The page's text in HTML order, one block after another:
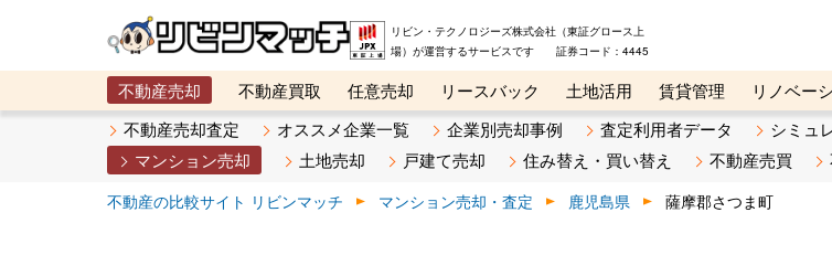
リビン・テクノロジーズ株式会社（東証グロース上
場）が運営するサービスです 証券コード：4445
不動産売却 不動産買取 任意売却 リースバック 土地活用 賃貸管理 リノベー
メタ住宅展示場
ベスト不動産カンパニー オンライン講座 リビンマガジンBiz 不動産
不動産売却査定 オススメ企業一覧 企業別売却事例 査定利用者データ
シミュ
マンション売却
土地売却 戸建て売却 住み替え・買い替え 不動産売買
不動産の比較サイト リビンマッチ マンション売却・査定 鹿児島県 薩摩郡さつま町